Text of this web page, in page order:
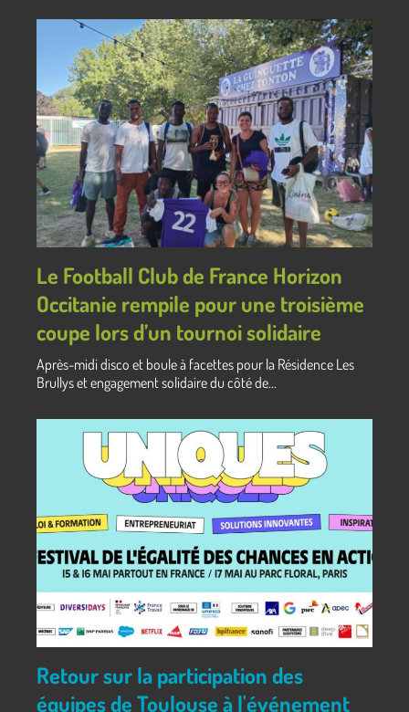
Le Football Club de France Horizon
Occitanie rempile pour une troisième
coupe lors d’un tournoi solidaire
Après-midi disco et boule à facettes pour la Résidence Les
Brullys et engagement solidaire du côté de...
Retour sur la participation des
équipes de Toulouse à l'événement